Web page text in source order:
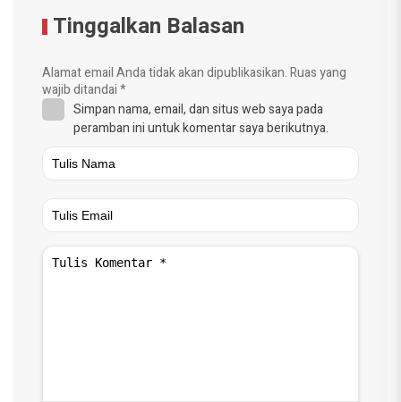
Tinggalkan Balasan
Alamat email Anda tidak akan dipublikasikan.Ruas yang
wajib ditandai*
Simpan nama, email, dan situs web saya pada
peramban ini untuk komentar saya berikutnya.